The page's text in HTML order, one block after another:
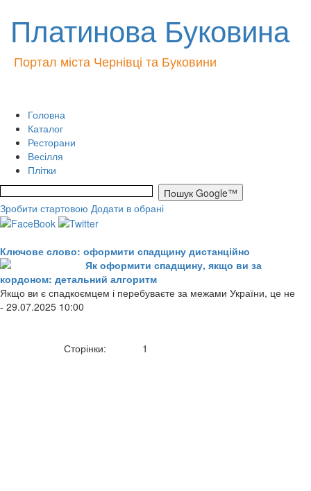
Платинова Буковина
Портал міста Чернівці та Буковини
Головна
Каталог
Ресторани
Весілля
Плітки
Зробити стартовою Додати в обрані
Ключове слово: оформити спадщину дистанційно
Як оформити спадщину, якщо ви за
кордоном: детальний алгоритм
Якщо ви є спадкоємцем і перебуваєте за межами України, це не
- 29.07.2025 10:00
Сторінки: 1